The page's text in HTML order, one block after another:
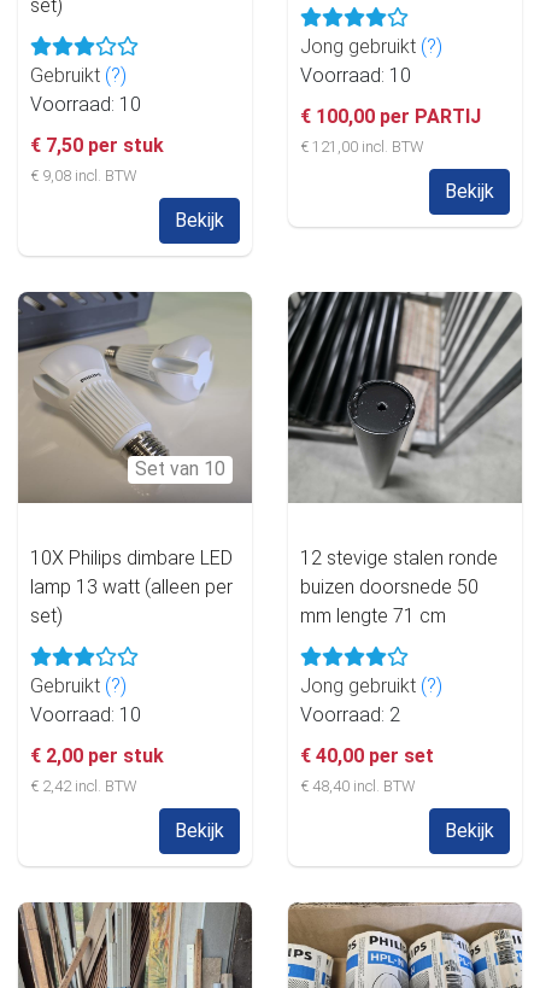
set)
Gebruikt (?)
Voorraad: 10
€ 7,50 per stuk
€ 9,08 incl. BTW
Bekijk
Jong gebruikt (?)
Voorraad: 10
€ 100,00 per PARTIJ
€ 121,00 incl. BTW
Bekijk
Set van 10
10X Philips dimbare LED
lamp 13 watt (alleen per
set)
Gebruikt (?)
Voorraad: 10
€ 2,00 per stuk
€ 2,42 incl. BTW
Bekijk
12 stevige stalen ronde
buizen doorsnede 50
mm lengte 71 cm
Jong gebruikt (?)
Voorraad: 2
€ 40,00 per set
€ 48,40 incl. BTW
Bekijk